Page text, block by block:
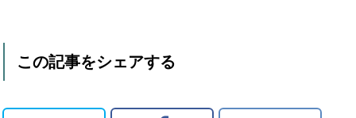
この記事をシェアする